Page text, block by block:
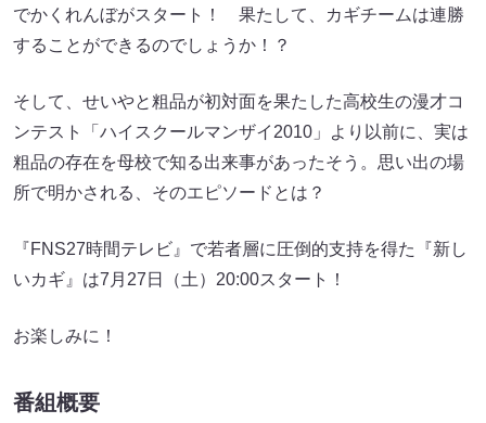
でかくれんぼがスタート！ 果たして、カギチームは連勝
することができるのでしょうか！？
そして、せいやと粗品が初対面を果たした高校生の漫才コ
ンテスト「ハイスクールマンザイ2010」より以前に、実は
粗品の存在を母校で知る出来事があったそう。思い出の場
所で明かされる、そのエピソードとは？
『FNS27時間テレビ』で若者層に圧倒的支持を得た『新し
いカギ』は7月27日（土）20:00スタート！
お楽しみに！
番組概要